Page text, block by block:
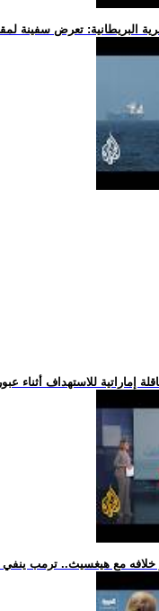
البريطانية: تعرض سفينة
إماراتية للاستهداف أثناء
خلافه مع هيغسيث.. ترمب